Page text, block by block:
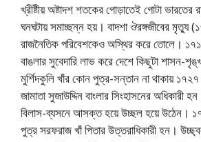
খ্রীষ্টীয় অষ্টাদশ শতকের গােড়াতেই গােটা
ঘনঘটায় সমাচ্ছন্ন হয়। বাদশা ঔরঙ্গজীবের মৃত্যু
রাজনৈতিক পরিবেশকেও অস্থির করে তােলে।
বাঙলার সুবেদারি লাভ করে দেশে কিছুটা শাসন-
মুর্শিদকুলি খাঁর কোন পুত্র-সন্তান না থাকায়
জামাতা সুজাউদ্দিন বাংলার সিংহাসনের অধিকারী
বিলাস-ব্যসনে আসক্ত হয়ে উচ্ছল হয়ে উঠেন।
পুত্র সরফরাজ খাঁ পিতার উত্তরাধিকারী হন।